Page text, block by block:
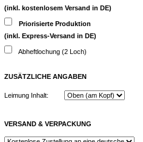
(inkl. kostenlosem Versand in DE)
Priorisierte Produktion
(inkl. Express-Versand in DE)
Abheftlochung (2 Loch)
ZUSÄTZLICHE ANGABEN
Leimung Inhalt:
VERSAND & VERPACKUNG